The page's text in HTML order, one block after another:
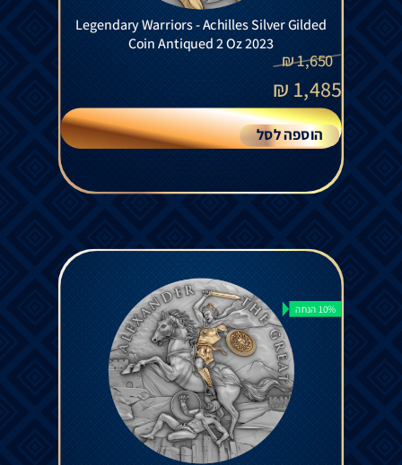
Legendary Warriors - Achilles Silver Gilded
Coin Antiqued 2 Oz 2023
1,650
₪
1,485
₪
הוספה לסל
10% הנחה